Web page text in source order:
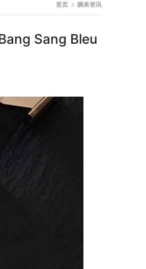
首页 腕表资讯
Sang Bleu